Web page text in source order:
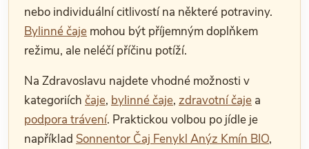
nebo individuální citlivostí na některé potraviny.
Bylinné čaje mohou být příjemným doplňkem
režimu, ale neléčí příčinu potíží.
Na Zdravoslavu najdete vhodné možnosti v
kategoriích čaje, bylinné čaje, zdravotní čaje a
podpora trávení. Praktickou volbou po jídle je
například Sonnentor Čaj Fenykl Anýz Kmín BIO,